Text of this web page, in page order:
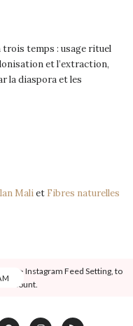
trois temps : usage rituel
et l’extraction,
la diaspora et les
Maliet Fibres naturelles
> Instagram Feed Setting, to
account.